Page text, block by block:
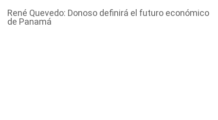
René Quevedo: Donoso definirá el futuro económico
de Panamá